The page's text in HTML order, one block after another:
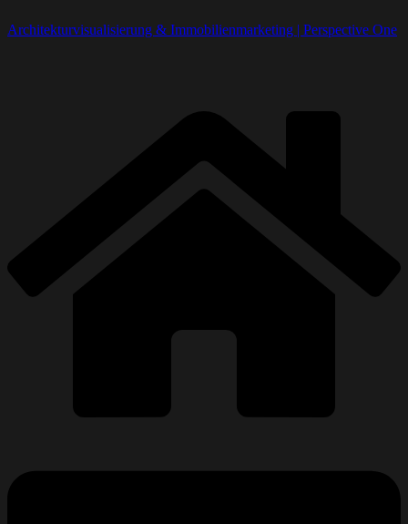
Architekturvisualisierung & Immobilienmarketing | Perspective One